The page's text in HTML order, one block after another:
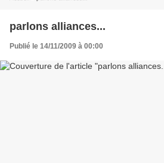
parlons alliances...
Publié le 14/11/2009 à 00:00